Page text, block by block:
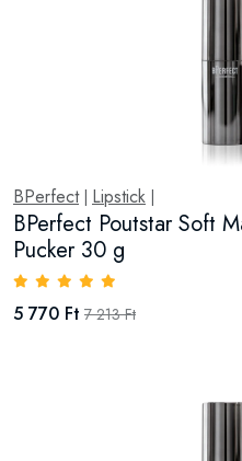
BPerfect| Lipstick
BPerfect Poutstar Soft
Pucker 30 g
5 770 Ft 7 213 Ft